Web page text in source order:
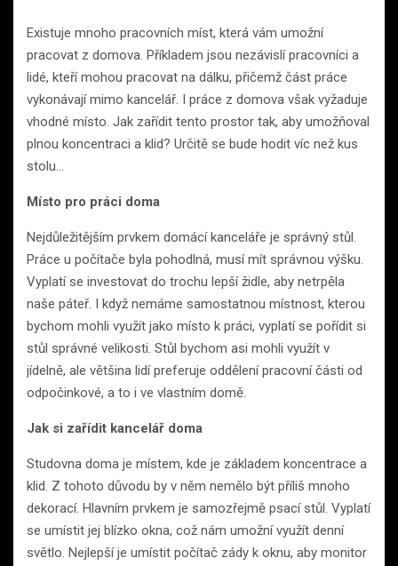
Existuje mnoho pracovních míst, která vám umožní
pracovat z domova. Příkladem jsou nezávislí pracovníci a
lidé, kteří mohou pracovat na dálku, přičemž část práce
vykonávají mimo kancelář. I práce z domova však vyžaduje
vhodné místo. Jak zařídit tento prostor tak, aby umožňoval
plnou koncentraci a klid? Určitě se bude hodit víc než kus
stolu…
Místo pro práci doma
Nejdůležitějším prvkem domácí kanceláře je správný stůl.
Práce u počítače byla pohodlná, musí mít správnou výšku.
Vyplatí se investovat do trochu lepší židle, aby netrpěla
naše páteř. I když nemáme samostatnou místnost, kterou
bychom mohli využít jako místo k práci, vyplatí se pořídit si
stůl správné velikosti. Stůl bychom asi mohli využít v
jídelně, ale většina lidí preferuje oddělení pracovní části od
odpočinkové, a to i ve vlastním domě.
Jak si zařídit kancelář doma
Studovna doma je místem, kde je základem koncentrace a
klid. Z tohoto důvodu by v něm nemělo být příliš mnoho
dekorací. Hlavním prvkem je samozřejmě psací stůl. Vyplatí
se umístit jej blízko okna, což nám umožní využít denní
světlo. Nejlepší je umístit počítač zády k oknu, aby monitor